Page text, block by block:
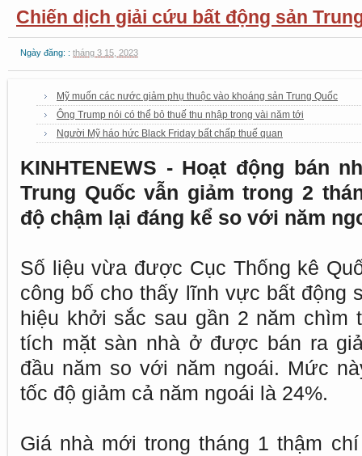
Chiến dịch giải cứu bất động sản
Ngày đăng: : tháng 3 15, 2023
Mỹ muốn các nước giảm phụ thuộc vào khoáng sản Trung Quốc
Ông Trump nói có thể bỏ thuế thu nhập trong vài năm tới
Người Mỹ háo hức Black Friday bất chấp thuế quan
KINHTENEWS - Hoạt động bán
Trung Quốc vẫn giảm trong 2
độ chậm lại đáng kể so với năm
Số liệu vừa được Cục Thống kê
công bố cho thấy lĩnh vực bất động
hiệu khởi sắc sau gần 2 năm chìm
tích mặt sàn nhà ở được bán ra
đầu năm so với năm ngoái. Mức
tốc độ giảm cả năm ngoái là 24%.
Giá nhà mới trong tháng 1 thậm